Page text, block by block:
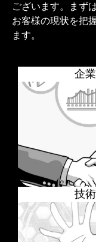
ございます。まず
お客様の現状を把
ます。
企
技